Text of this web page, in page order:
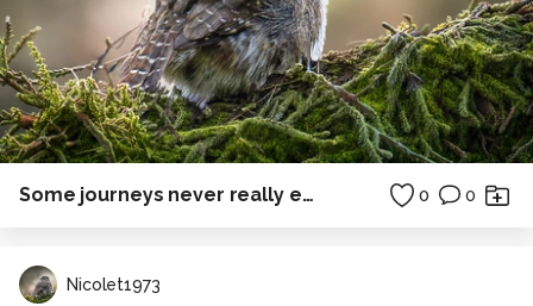
Some journeys never really end. 0 0
Nicolet1973